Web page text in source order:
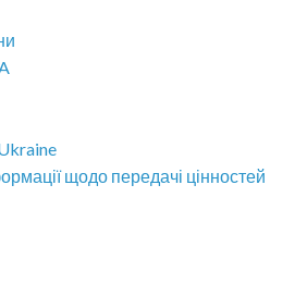
щодо передачі цінностей